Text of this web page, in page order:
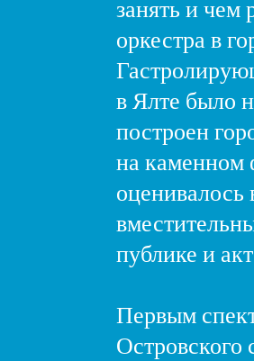
занять и чем
оркестра в
в Ялте было
построен
на каменном
оценивалось
публике и
Первым